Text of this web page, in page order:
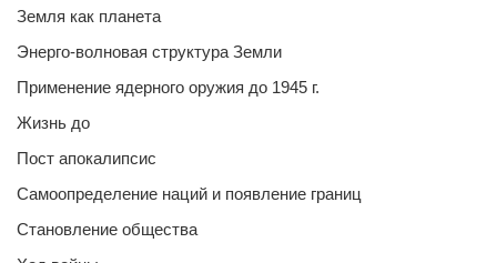
Земля как планета
Энерго-волновая структура Земли
Применение ядерного оружия до 1945 г.
Жизнь до
Пост апокалипсис
Самоопределение наций и появление границ
Становление общества